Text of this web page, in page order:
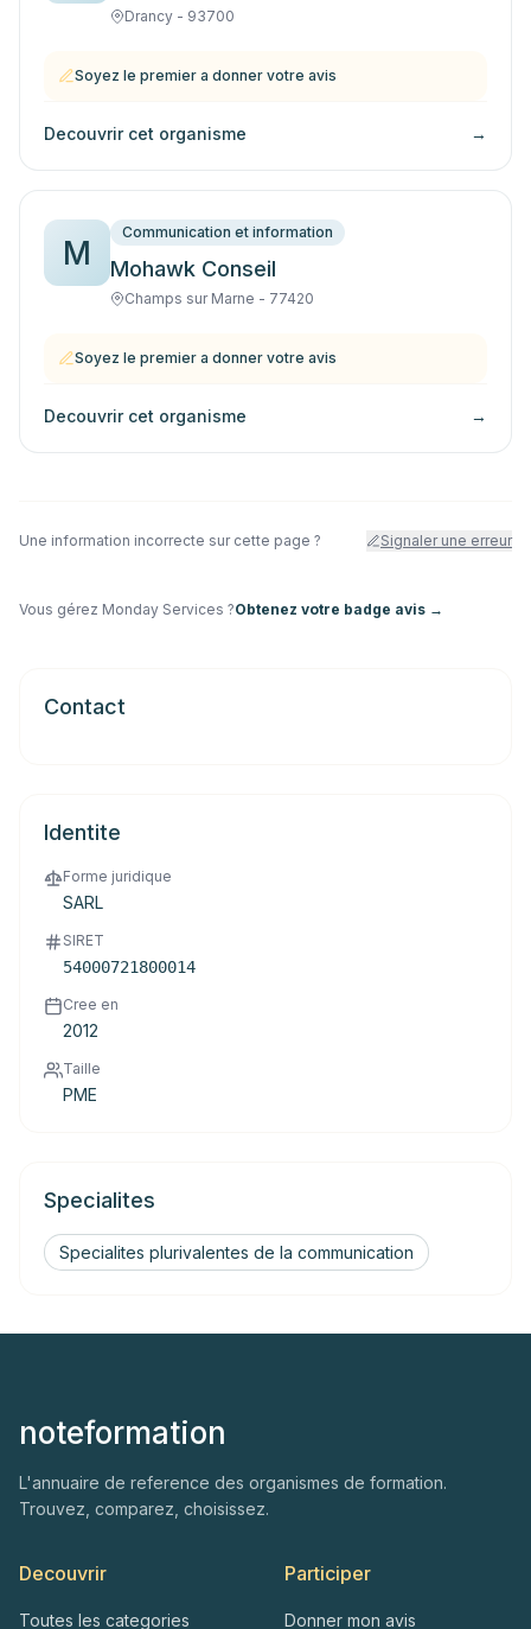
Drancy - 93700
Soyez le premier a donner votre avis
Decouvrir cet organisme →
M
Communication et information
Mohawk Conseil
Champs sur Marne - 77420
Soyez le premier a donner votre avis
Decouvrir cet organisme →
Une information incorrecte sur cette page ? Signaler une erreur
Vous gérez Monday Services ?Obtenez votre badge avis →
Contact
Identite
Forme juridique
SARL
SIRET
54000721800014
Cree en
2012
Taille
PME
Specialites
Specialites plurivalentes de la communication
noteformation
L'annuaire de reference des organismes de formation.
Trouvez, comparez, choisissez.
Decouvrir
Toutes les categories
Participer
Donner mon avis